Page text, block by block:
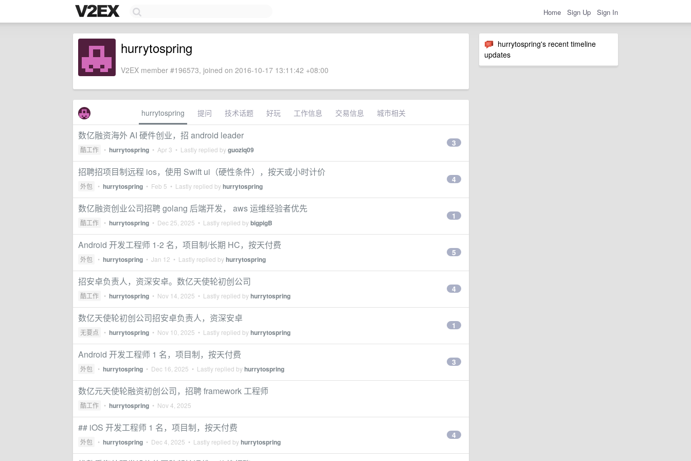
Home Sign Up Sign In
hurrytospring's recent timeline
updates
hurrytospring
V2EX member #196573, joined on 2016-10-17 13:11:42 +08:00
hurrytospring 提问 技术话题 好玩 工作信息 交易信息 城市相关
数亿融资海外 AI 硬件创业，招 android leader
酷工作 • hurrytospring • Apr 3 • Lastly replied byguoziq09
3
招聘招项目制远程 ios，使用 Swift ui（硬性条件），按天或小时计价
外包 • hurrytospring • Feb 5 • Lastly replied byhurrytospring
4
数亿融资创业公司招聘 golang 后端开发， aws 运维经验者优先
酷工作 • hurrytospring • Dec 25, 2025 • Lastly replied bybigpigB
1
Android 开发工程师 1-2 名，项目制/长期 HC，按天付费
外包 • hurrytospring • Jan 12 • Lastly replied byhurrytospring
5
招安卓负责人，资深安卓。数亿天使轮初创公司
酷工作 • hurrytospring • Nov 14, 2025 • Lastly replied byhurrytospring
4
数亿天使轮初创公司招安卓负责人，资深安卓
无要点 • hurrytospring • Nov 10, 2025 • Lastly replied byhurrytospring
1
Android 开发工程师 1 名，项目制，按天付费
外包 • hurrytospring • Dec 16, 2025 • Lastly replied byhurrytospring
3
数亿元天使轮融资初创公司，招聘 framework 工程师
酷工作 • hurrytospring • Nov 4, 2025
## iOS 开发工程师 1 名，项目制，按天付费
外包 • hurrytospring • Dec 4, 2025 • Lastly replied byhurrytospring
4